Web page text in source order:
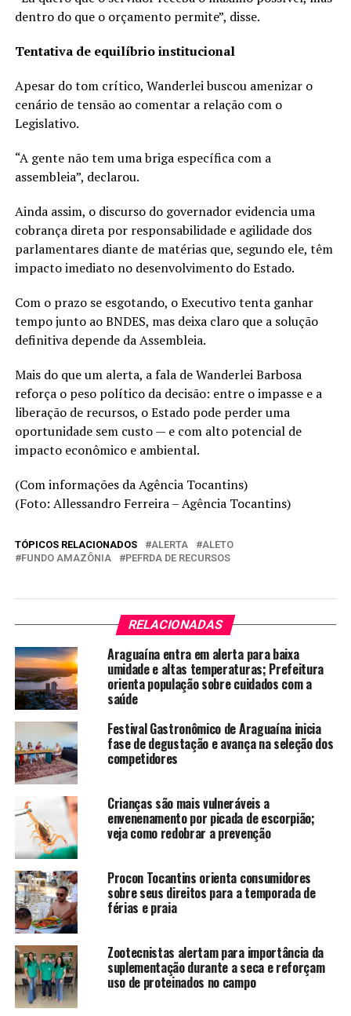
dentro do que o orçamento permite”, disse.
Tentativa de equilíbrio institucional
Apesar do tom crítico, Wanderlei buscou amenizar o
cenário de tensão ao comentar a relação com o
Legislativo.
“A gente não tem uma briga específica com a
assembleia”, declarou.
Ainda assim, o discurso do governador evidencia uma
cobrança direta por responsabilidade e agilidade dos
parlamentares diante de matérias que, segundo ele, têm
impacto imediato no desenvolvimento do Estado.
Com o prazo se esgotando, o Executivo tenta ganhar
tempo junto ao BNDES, mas deixa claro que a solução
definitiva depende da Assembleia.
Mais do que um alerta, a fala de Wanderlei Barbosa
reforça o peso político da decisão: entre o impasse e a
liberação de recursos, o Estado pode perder uma
oportunidade sem custo — e com alto potencial de
impacto econômico e ambiental.
(Com informações da Agência Tocantins)
(Foto: Allessandro Ferreira – Agência Tocantins)
TÓPICOS RELACIONADOS ALERTA
ALETO
FUNDO AMAZÔNIA
PEFRDA DE RECURSOS
RELACIONADAS
Araguaína entra em alerta para baixa
umidade e altas temperaturas; Prefeitura
orienta população sobre cuidados com a
saúde
Festival Gastronômico de Araguaína inicia
fase de degustação e avança na seleção dos
competidores
Crianças são mais vulneráveis a
envenenamento por picada de escorpião;
veja como redobrar a prevenção
Procon Tocantins orienta consumidores
sobre seus direitos para a temporada de
férias e praia
Zootecnistas alertam para importância da
suplementação durante a seca e reforçam
uso de proteinados no campo